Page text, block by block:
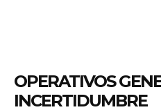
OPERATIVOS
INCERTIDUMBRE